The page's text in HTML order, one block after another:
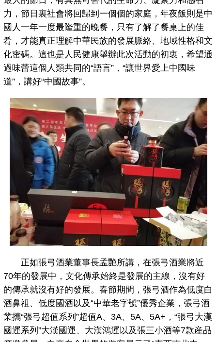
力，節日裏社會將回歸到一個個的家庭，年夜飯則是中
國人一年一度最隆重的晚餐，只有了解了餐桌上的佳
肴，才能真正理解中華民族的發展脈絡、地域性格和文
化密碼。這也是人民健康舉辦此次活動的初衷，希望通
過味蕾這個人類共同的“語言”，“讓世界愛上中國味
道”，講好“中國故事”。
正如張弓酒業董事長孟艷所講，在張弓酒業將近
70年的發展中，文化傳承始終是發展的主線，沒有好
的傳承就沒有好的發展。春節期間，張弓酒作為低度白
酒鼻祖、低度國酒以及“中華老字號”優秀企業，張弓酒
業攜“張弓超值系列”超值A、3A、5A、5A+，“張弓大漢
國運系列”大漢國運、大漢鴻運以及張三小酒等7款産品